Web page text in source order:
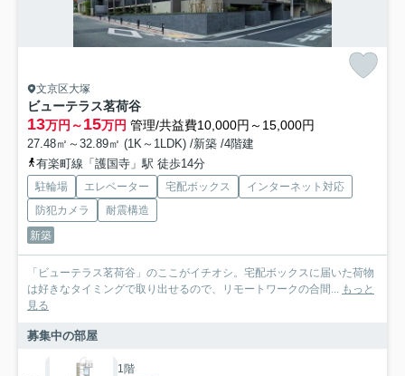
文京区大塚
ビューテラス茗荷谷
13万円～15万円 管理/共益費10,000円～15,000円
27.48㎡～32.89㎡ (1K～1LDK) /新築 /4階建
有楽町線「護国寺」駅 徒歩14分
駐輪場 エレベーター 宅配ボックス
インターネット対応
防犯カメラ
耐震構造
新築
「ビューテラス茗荷谷」のここがイチオシ。宅配ボックスに届いた荷物
は好きなタイミングで取り出せるので、リモートワークの合間...
もっと
見る
募集中の部屋
1階